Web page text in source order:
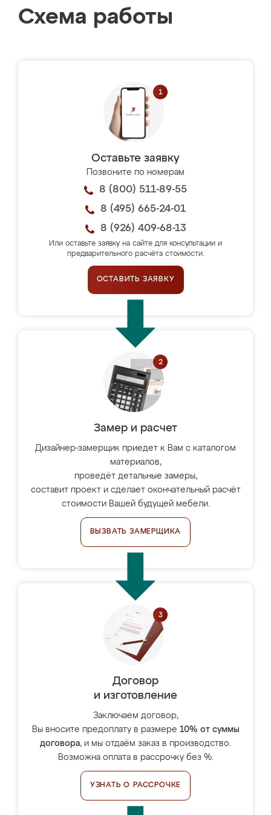
Схема работы
Оставьте заявку
Позвоните по номерам
8 (800) 511-89-55
8 (495) 665-24-01
8 (926) 409-68-13
Или оставьте заявку на сайте для консультации и
предварительного расчёта стоимости.
ОСТАВИТЬ ЗАЯВКУ
Замер и расчет
Дизайнер-замерщик приедет к Вам с каталогом
материалов,
проведёт детальные замеры,
составит проект и сделает окончательный расчёт
стоимости Вашей будущей мебели.
ВЫЗВАТЬ ЗАМЕРЩИКА
Договор
и изготовление
Заключаем договор,
Вы вносите предоплату в размере 10% от суммы
договора, и мы отдаём заказ в производство.
Возможна оплата в рассрочку без %.
УЗНАТЬ О РАССРОЧКЕ